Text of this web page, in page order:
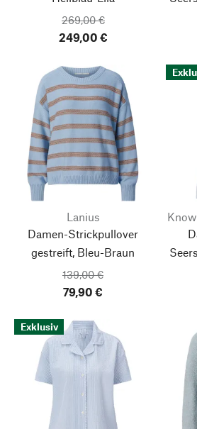
269,00 €
249,00 €
Lanius
Damen-Strickpullover
gestreift, Bleu-Braun
139,00 €
79,90 €
Exklusiv